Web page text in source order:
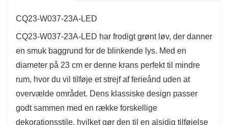
Integrationen af ​​LED-lys forbedrer ikke kun dens
festlige appel, men tilbyder også
energieffektivitet, hvilket gør det til et
miljøvenligt valg til din indretning.
CQ23-W037-23A-LED
CQ23-W037-23A-LED har frodigt grønt løv, der danner
en smuk baggrund for de blinkende lys. Med en
diameter på 23 cm er denne krans perfekt til mindre
rum, hvor du vil tilføje et strejf af ferieånd uden at
overvælde området. Dens klassiske design passer
godt sammen med en række forskellige
dekorationsstile, hvilket gør den til en alsidig tilføjelse